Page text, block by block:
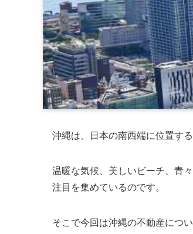
沖縄は、日本の南西端に位置す
温暖な気候、美しいビーチ、青
注目を集めているのです。
そこで今回は沖縄の不動産につ